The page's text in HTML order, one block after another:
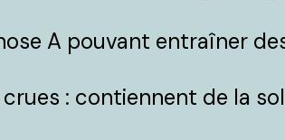
A pouvant entraîner
: contiennent de la